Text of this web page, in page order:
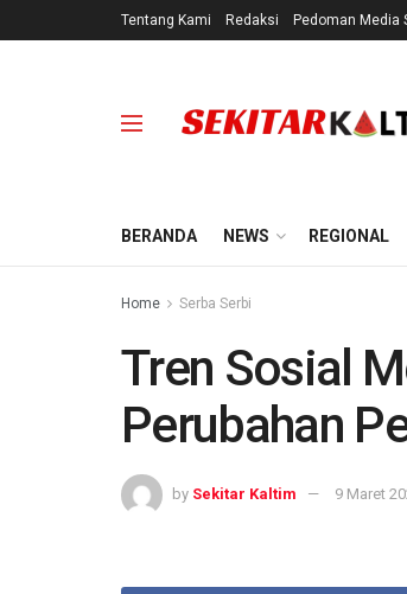
Tentang Kami Redaksi Pedoman Media
BERANDA NEWS REGIONAL
Home Serba Serbi
Tren Sosial
Perubahan
by Sekitar Kaltim 9 Maret